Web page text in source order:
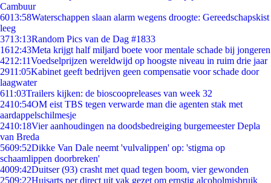
Cambuur
6013:58Waterschappen slaan alarm wegens droogte: Gereedschapskist
leeg
3713:13Random Pics van de Dag #1833
1612:43Meta krijgt half miljard boete voor mentale schade bij jongeren
4212:11Voedselprijzen wereldwijd op hoogste niveau in ruim drie jaar
2911:05Kabinet geeft bedrijven geen compensatie voor schade door
laagwater
611:03Trailers kijken: de bioscoopreleases van week 32
2410:54OM eist TBS tegen verwarde man die agenten stak met
aardappelschilmesje
2410:18Vier aanhoudingen na doodsbedreiging burgemeester Depla
van Breda
5609:52Dikke Van Dale neemt 'vulvalippen' op: 'stigma op
schaamlippen doorbreken'
4009:42Duitser (93) crasht met quad tegen boom, vier gewonden
2509:22Huisarts per direct uit vak gezet om ernstig alcoholmisbruik